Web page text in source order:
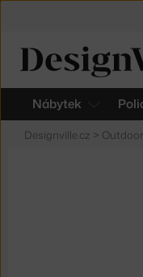
Nábytek
Designville.cz > Outdoor